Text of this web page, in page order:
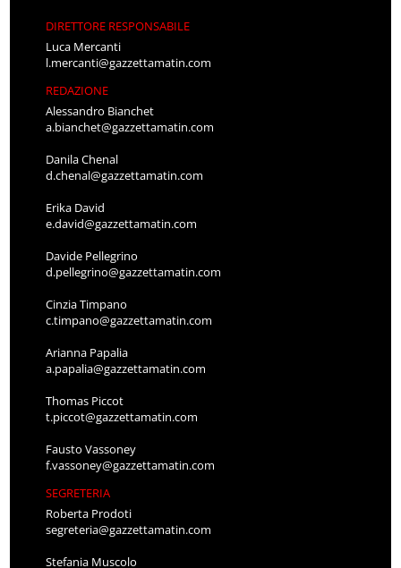
DIRETTORE RESPONSABILE
Luca Mercanti
l.mercanti@gazzettamatin.com
REDAZIONE
Alessandro Bianchet
a.bianchet@gazzettamatin.com
Danila Chenal
d.chenal@gazzettamatin.com
Erika David
e.david@gazzettamatin.com
Davide Pellegrino
d.pellegrino@gazzettamatin.com
Cinzia Timpano
c.timpano@gazzettamatin.com
Arianna Papalia
a.papalia@gazzettamatin.com
Thomas Piccot
t.piccot@gazzettamatin.com
Fausto Vassoney
f.vassoney@gazzettamatin.com
SEGRETERIA
Roberta Prodoti
segreteria@gazzettamatin.com
Stefania Muscolo